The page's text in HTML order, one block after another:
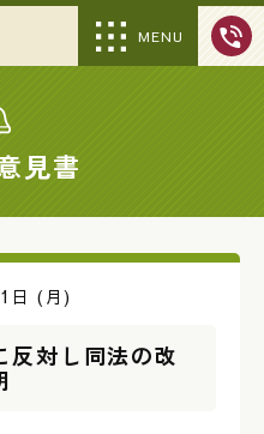
MENU
見書
日 (月)
反対し同法の改